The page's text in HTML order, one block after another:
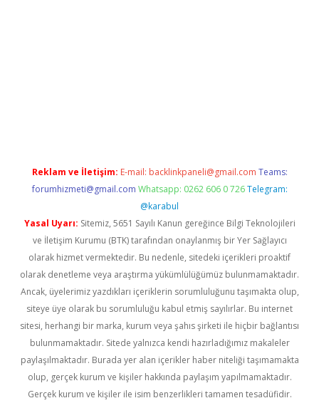
Reklam ve İletişim: E-mail: backlinkpaneli@gmail.com Teams:
forumhizmeti@gmail.com Whatsapp: 0262 606 0 726 Telegram:
@karabul
Yasal Uyarı: Sitemiz, 5651 Sayılı Kanun gereğince Bilgi Teknolojileri
ve İletişim Kurumu (BTK) tarafından onaylanmış bir Yer Sağlayıcı
olarak hizmet vermektedir. Bu nedenle, sitedeki içerikleri proaktif
olarak denetleme veya araştırma yükümlülüğümüz bulunmamaktadır.
Ancak, üyelerimiz yazdıkları içeriklerin sorumluluğunu taşımakta olup,
siteye üye olarak bu sorumluluğu kabul etmiş sayılırlar. Bu internet
sitesi, herhangi bir marka, kurum veya şahıs şirketi ile hiçbir bağlantısı
bulunmamaktadır. Sitede yalnızca kendi hazırladığımız makaleler
paylaşılmaktadır. Burada yer alan içerikler haber niteliği taşımamakta
olup, gerçek kurum ve kişiler hakkında paylaşım yapılmamaktadır.
Gerçek kurum ve kişiler ile isim benzerlikleri tamamen tesadüfidir.